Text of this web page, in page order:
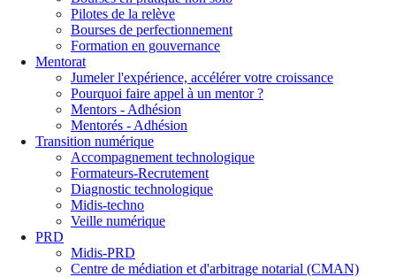
Pilotes de la relève
Bourses de perfectionnement
Formation en gouvernance
Mentorat
Jumeler l'expérience, accélérer votre croissance
Pourquoi faire appel à un mentor ?
Mentors - Adhésion
Mentorés - Adhésion
Transition numérique
Accompagnement technologique
Formateurs-Recrutement
Diagnostic technologique
Midis-techno
Veille numérique
PRD
Midis-PRD
Centre de médiation et d'arbitrage notarial (CMAN)